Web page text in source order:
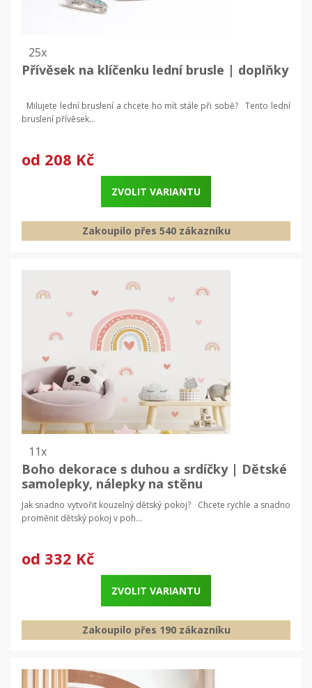
25x
Přívěsek na klíčenku lední brusle | doplňky
Milu­jete lední bruslení a chcete ho mít stále při sobě? Tento lední
bruslení přívěsek...
od 208 Kč
ZVOLIT VARIANTU
Zakoupilo přes 540 zákazníku
11x
Boho dekorace s duhou a srdíčky | Dětské
samolepky, nálepky na stěnu
Jak snadno vytvořit kouzelný dětský pokoj? Chcete rychle a snadno
proměnit dětský pokoj v poh...
od 332 Kč
ZVOLIT VARIANTU
Zakoupilo přes 190 zákazníku